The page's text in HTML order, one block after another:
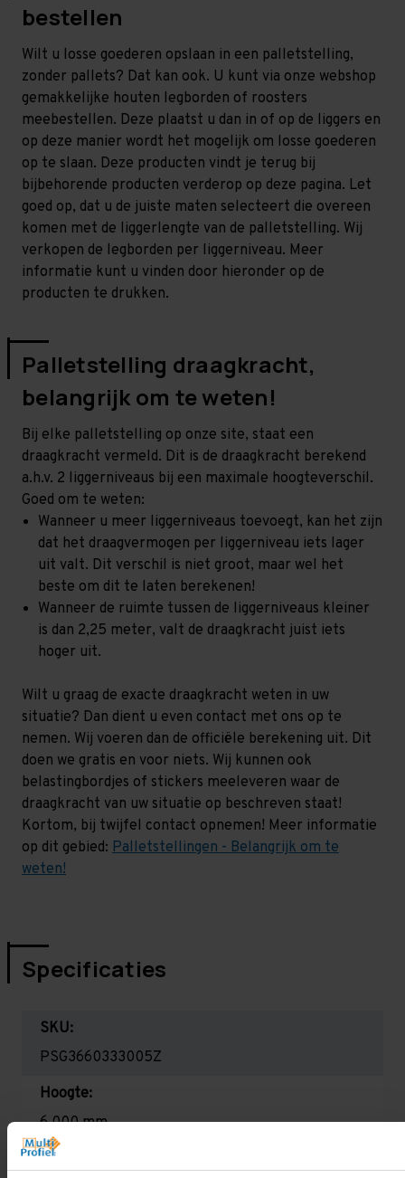
bestellen
Wilt u losse goederen opslaan in een palletstelling,
zonder pallets? Dat kan ook. U kunt via onze webshop
gemakkelijke houten legborden of roosters
meebestellen. Deze plaatst u dan in of op de liggers en
op deze manier wordt het mogelijk om losse goederen
op te slaan. Deze producten vindt je terug bij
bijbehorende producten verderop op deze pagina. Let
goed op, dat u de juiste maten selecteert die overeen
komen met de liggerlengte van de palletstelling. Wij
verkopen de legborden per liggerniveau. Meer
informatie kunt u vinden door hieronder op de
producten te drukken.
Palletstelling draagkracht,
belangrijk om te weten!
Bij elke palletstelling op onze site, staat een
draagkracht vermeld. Dit is de draagkracht berekend
a.h.v. 2 liggerniveaus bij een maximale hoogteverschil.
Goed om te weten:
Wanneer u meer liggerniveaus toevoegt, kan het zijn
dat het draagvermogen per liggerniveau iets lager
uit valt. Dit verschil is niet groot, maar wel het
beste om dit te laten berekenen!
Wanneer de ruimte tussen de liggerniveaus kleiner
is dan 2,25 meter, valt de draagkracht juist iets
hoger uit.
Wilt u graag de exacte draagkracht weten in uw
situatie? Dan dient u even contact met ons op te
nemen. Wij voeren dan de officiële berekening uit. Dit
doen we gratis en voor niets. Wij kunnen ook
belastingbordjes of stickers meeleveren waar de
draagkracht van uw situatie op beschreven staat!
Kortom, bij twijfel contact opnemen! Meer informatie
op dit gebied: Palletstellingen - Belangrijk om te
weten!
Specificaties
SKU:
PSG3660333005Z
Hoogte:
6.000 mm
Diepte: